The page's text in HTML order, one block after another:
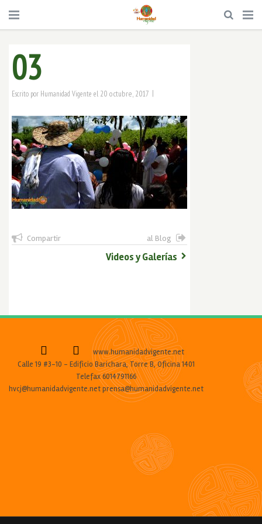
03
Escrito por Humanidad Vigente el 20 octubre, 2017 |
Compartir al Blog
Videos y Galerías
www.humanidadvigente.net
Calle 19 #3-10 - Edificio Barichara, Torre B, Oficina 1401
Telefax 6014791166
hvcj@humanidadvigente.net prensa@humanidadvigente.net